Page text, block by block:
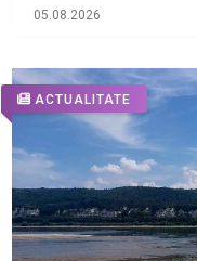
05.08.2026
ACTUALITATE